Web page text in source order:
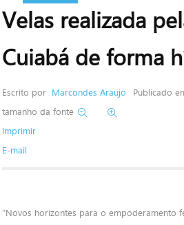
Velas realizada
Cuiabá de forma
Escrito por Marcondes Araujo Publicado
tamanho da fonte
Imprimir
E-mail
“Novos horizontes para o empoderamento